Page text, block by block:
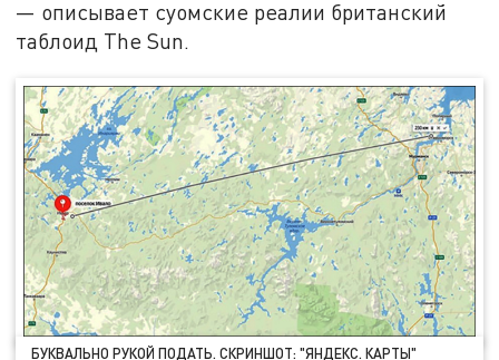
— описывает суомские реалии британский
таблоид The Sun.
БУКВАЛЬНО РУКОЙ ПОДАТЬ. СКРИНШОТ: "ЯНДЕКС. КАРТЫ"